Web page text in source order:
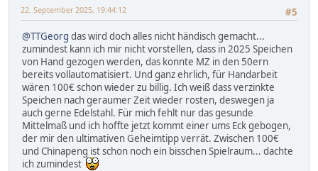
#5
22. September 2025, 19:44:12
@TTGeorg das wird doch alles nicht händisch gemacht...
zumindest kann ich mir nicht vorstellen, dass in 2025 Speichen
von Hand gezogen werden, das konnte MZ in den 50ern
bereits vollautomatisiert. Und ganz ehrlich, für Handarbeit
wären 100€ schon wieder zu billig. Ich weiß dass verzinkte
Speichen nach geraumer Zeit wieder rosten, deswegen ja
auch gerne Edelstahl. Für mich fehlt nur das gesunde
Mittelmaß und ich hoffte jetzt kommt einer ums Eck gebogen,
der mir den ultimativen Geheimtipp verrät. Zwischen 100€
und Chinapeng ist schon noch ein bisschen Spielraum... dachte
ich zumindest